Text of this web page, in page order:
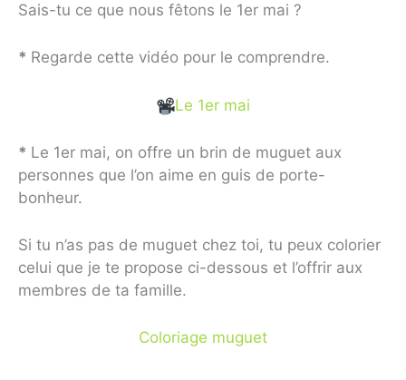
Sais-tu ce que nous fêtons le 1er mai ?
* Regarde cette vidéo pour le comprendre.
Le 1er mai
* Le 1er mai, on offre un brin de muguet aux
personnes que l’on aime en guis de porte-
bonheur.
Si tu n’as pas de muguet chez toi, tu peux colorier
celui que je te propose ci-dessous et l’offrir aux
membres de ta famille.
Coloriage muguet